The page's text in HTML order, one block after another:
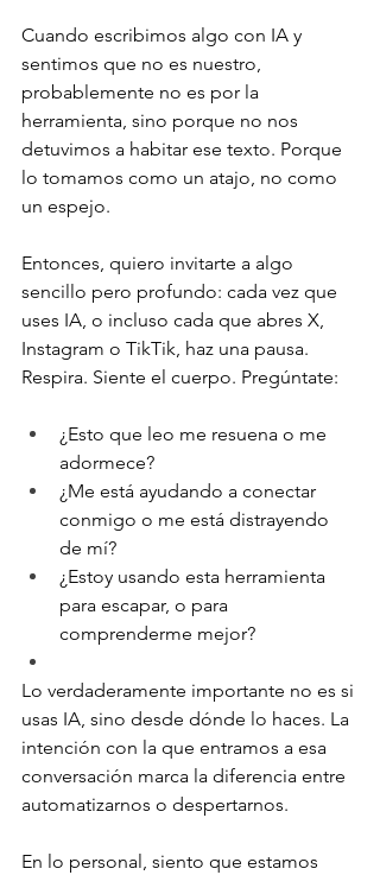
Cuando escribimos algo con IA y
sentimos que no es nuestro,
probablemente no es por la
herramienta, sino porque no nos
detuvimos a habitar ese texto. Porque
lo tomamos como un atajo, no como
un espejo.
Entonces, quiero invitarte a algo
sencillo pero profundo: cada vez que
uses IA, o incluso cada que abres X,
Instagram o TikTik, haz una pausa.
Respira. Siente el cuerpo. Pregúntate:
¿Esto que leo me resuena o me
adormece?
¿Me está ayudando a conectar
conmigo o me está distrayendo
de mí?
¿Estoy usando esta herramienta
para escapar, o para
comprenderme mejor?
Lo verdaderamente importante no es si
usas IA, sino desde dónde lo haces. La
intención con la que entramos a esa
conversación marca la diferencia entre
automatizarnos o despertarnos.
En lo personal, siento que estamos